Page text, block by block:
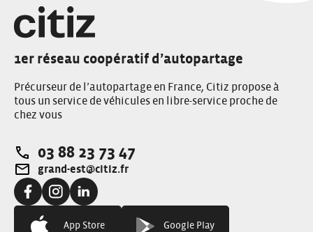
1er réseau coopératif d’autopartage
Précurseur de l’autopartage en France, Citiz propose à
tous un service de véhicules en libre-service proche de
chez vous
Téléphone:
03 88 23 73 47
Adresse e-mail:
grand-est@citiz.fr
Facebook:Instagram:Linkedin:
App Store Google Play